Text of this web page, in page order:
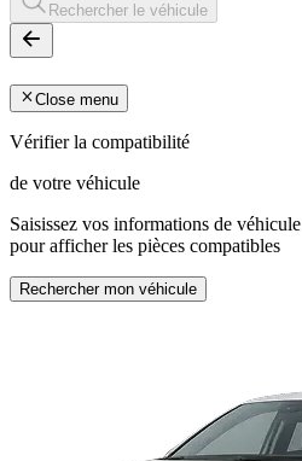
Rechercher le véhicule
Close menu
Vérifier la compatibilité
de votre véhicule
Saisissez vos informations de véhicule
pour afficher les pièces compatibles
Rechercher mon véhicule